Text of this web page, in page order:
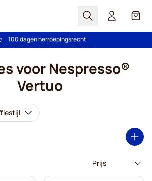
Zoek Cart
Gratis verzending vanaf € 49
100 dagen herroepingsrecht
voor Nespresso®
Vertuo